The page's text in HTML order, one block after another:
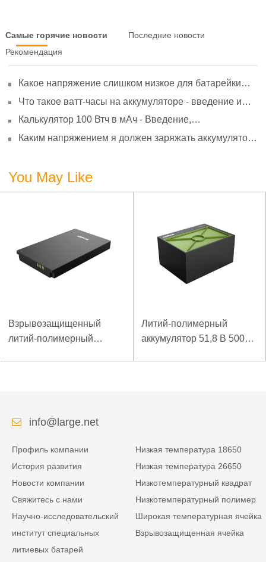
Самые горячие новости
Последние новости
Рекомендация
Какое напряжение слишком низкое для батарейки
старение
Что такое ватт-часы на аккумуляторе - введение и
Калькулятор 100 Втч в мАч - Введение,
Каким напряжением я должен заряжать аккумулятор
You May Like
Взрывозащищенный
литий-полимерный
Литий-полимерный
аккумулятор 51,8 В 5000
info@large.net
Профиль компании
История развития
Новости компании
Свяжитесь с нами
Научно-исследовательский
институт специальных
литиевых батарей
Низкая температура 18650
Низкая температура 26650
Низкотемпературный квадрат
Низкотемпературный полимер
Широкая температурная ячейка
Взрывозащищенная ячейка